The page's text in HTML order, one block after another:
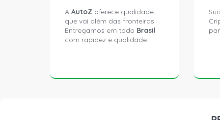
A AutoZ oferece qualidade
que vai além das fronteiras.
Entregamos em todo Brasil
com rapidez e qualidade.